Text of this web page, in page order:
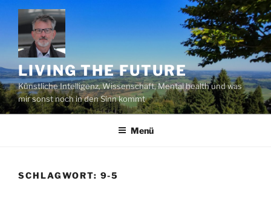
Zum
Inhalt
springen
LIVING THE FUTURE
Künstliche Intelligenz, Wissenschaft, Mental health und was
mir sonst noch in den Sinn kommt
Menü
SCHLAGWORT: 9-5